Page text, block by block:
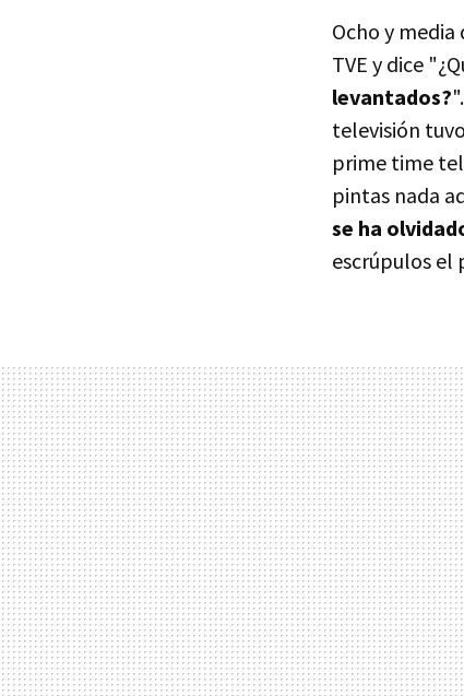
Ocho y
TVE y dice
levantados?
televisión
prime time
pintas nada
se ha
escrúpulos el